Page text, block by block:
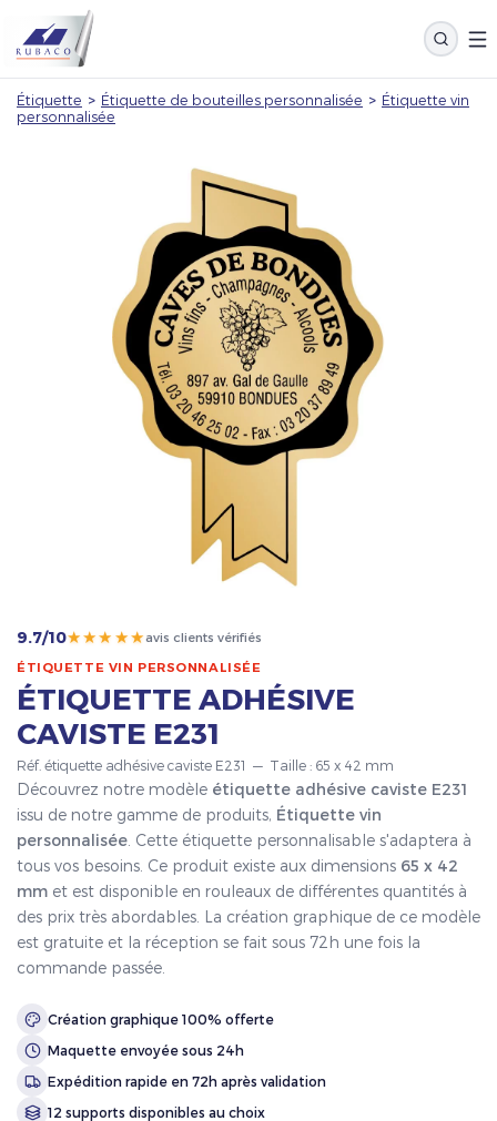
Étiquette > Étiquette de bouteilles personnalisée > Étiquette vin
personnalisée
9.7/10★★★★★avis clients vérifiés
ÉTIQUETTE VIN PERSONNALISÉE
ÉTIQUETTE ADHÉSIVE
CAVISTE E231
Réf. étiquette adhésive caviste E231 — Taille : 65 x 42 mm
Découvrez notre modèle étiquette adhésive caviste E231
issu de notre gamme de produits, Étiquette vin
personnalisée . Cette étiquette personnalisable s'adaptera à
tous vos besoins. Ce produit existe aux dimensions 65 x 42
mm et est disponible en rouleaux de différentes quantités à
des prix très abordables. La création graphique de ce modèle
est gratuite et la réception se fait sous 72h une fois la
commande passée.
Création graphique 100% offerte
Maquette envoyée sous 24h
Expédition rapide en 72h après validation
12 supports disponibles au choix